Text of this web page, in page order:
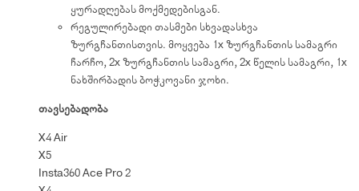
ყურადღებას მოქმედებისგან.
რეგულირებადი თასმები სხვადასხვა
ზურგჩანთისთვის. მოყვება 1x ზურგჩანთის სამაგრი
ჩარჩო, 2x ზურგჩანთის სამაგრი, 2x წელის სამაგრი, 1x
ნახშირბადის ბოჭკოვანი ჯოხი.
თავსებადობა
X4 Air
X5
Insta360 Ace Pro 2